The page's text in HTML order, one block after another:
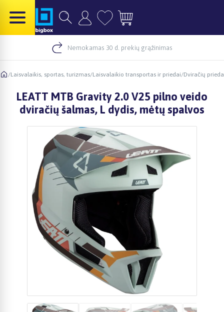
Nemokamas 30 d. prekių grąžinimas
/Laisvalaikis, sportas, turizmas/Laisvalaikio transportas ir priedai/Dviračių
LEATT MTB Gravity 2.0 V25 pilno veido
dviračių šalmas, L dydis, mėtų spalvos